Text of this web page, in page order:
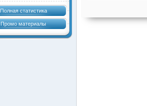
Полная статистика
Промо материалы